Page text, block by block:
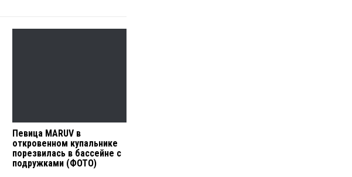
Певица MARUV в
откровенном купальнике
порезвилась в бассейне с
подружками (ФОТО)